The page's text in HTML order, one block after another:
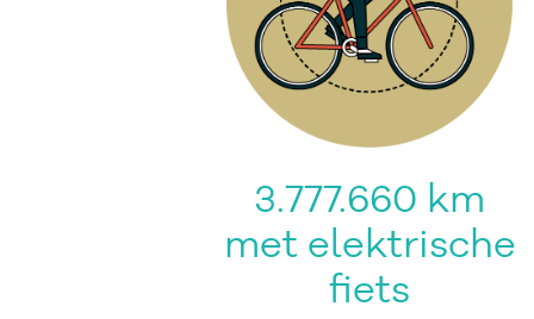
3.777.660 km
met elektrische
fiets